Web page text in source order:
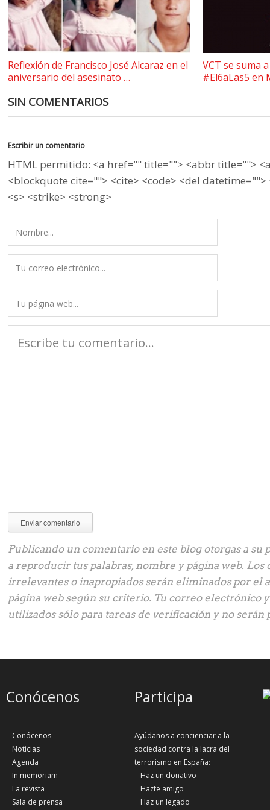
Reflexión de Francisco José Alcaraz en el
aniversario del asesinato …
VCT se suma
#El6aLas5 en
SIN COMENTARIOS
Escribir un comentario
HTML permitido: <a href="" title=""> <abbr title="">
<blockquote cite=""> <cite> <code> <del datetime="">
<s> <strike> <strong>
Publicando un comentario en este blog otorgas a su
a reproducir tus palabras, nombre y página web. Los
irrelevantes o inapropiados serán eliminados por el
página web según su criterio. Tu correo electrónico
utilizados sólo para tareas de verificación y no serán
Conócenos
Conócenos
Noticias
Agenda
In memoriam
La revista
Sala de prensa
Participa
Ayúdanos a concienciar a la
sociedad contra la lacra del
terrorismo en España:
Haz un donativo
Hazte amigo
Haz un legado